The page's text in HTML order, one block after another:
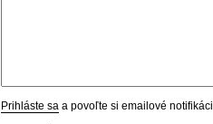
Prihláste sa a povoľte si emailové